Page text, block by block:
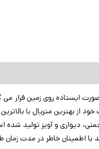
ایستاده روی زمین قرار می
از بهترین متریال با
دیواری و آویز تولید شده